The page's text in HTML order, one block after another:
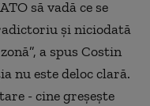
să vadă ce se
şi niciodată
a spus Costin
nu este deloc clară.
- cine greşeşte